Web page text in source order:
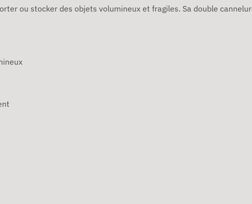
ou stocker des objets volumineux et fragiles. Sa double